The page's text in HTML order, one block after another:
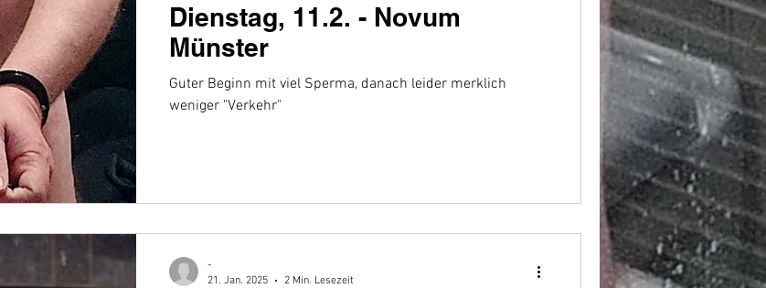
Dienstag, 11.2. - Novum
Münster
Guter Beginn mit viel Sperma, danach leider merklich
weniger "Verkehr"
-
21. Jan. 2025
2 Min. Lesezeit